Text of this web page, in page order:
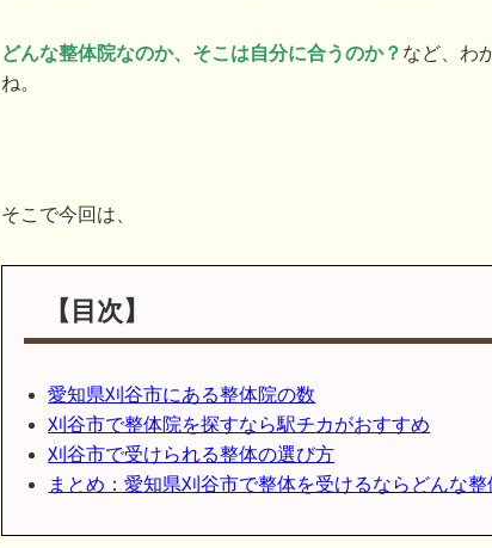
どんな整体院なのか、そこは自分に合うのか？ など、わ
ね。
そこで今回は、
【目次】
愛知県刈谷市にある整体院の数
刈谷市で整体院を探すなら駅チカがおすすめ
刈谷市で受けられる整体の選び方
まとめ：愛知県刈谷市で整体を受けるならどんな整